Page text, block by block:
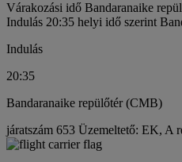
Várakozási idő Bandaranaike
Indulás 20:35 helyi idő szerint
Indulás
20:35
Bandaranaike repülőtér (CMB)
járatszám 653 Üzemeltető: EK, A